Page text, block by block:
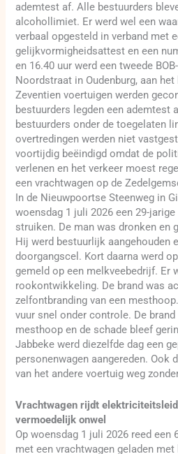
ademtest af. Alle bestuurders
alcohollimiet. Er werd wel een
verbaal opgesteld in verband met
gelijkvormigheidsattest en een
en 16.40 uur werd een tweede
Noordstraat in Oudenburg, aan
Zeventien voertuigen werden
bestuurders legden een ademtest
bestuurders onder de toegelaten
overtredingen werden niet
voortijdig beëindigd omdat de
verlenen en het verkeer moest
een vrachtwagen op de
In de Nieuwpoortse Steenweg in
woensdag 1 juli 2026 een 29-
struiken. De man was dronken en
Hij werd bestuurlijk aangehouden
doorgangscel. Kort daarna werd
gemeld op een melkveebedrijf. Er
rookontwikkeling. De brand was
zelfontbranding van een
vuur snel onder controle. De
mesthoop en de schade bleef
Jabbeke werd diezelfde dag een
personenwagen aangereden. Ook
van het andere voertuig weg
Vrachtwagen rijdt
vermoedelijk onwel
Op woensdag 1 juli 2026 reed een
met een vrachtwagen geladen met